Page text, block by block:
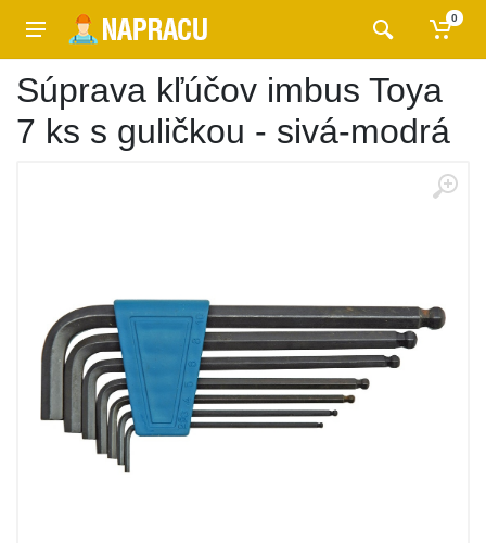
0
Súprava kľúčov imbus Toya
7 ks s guličkou - sivá-modrá